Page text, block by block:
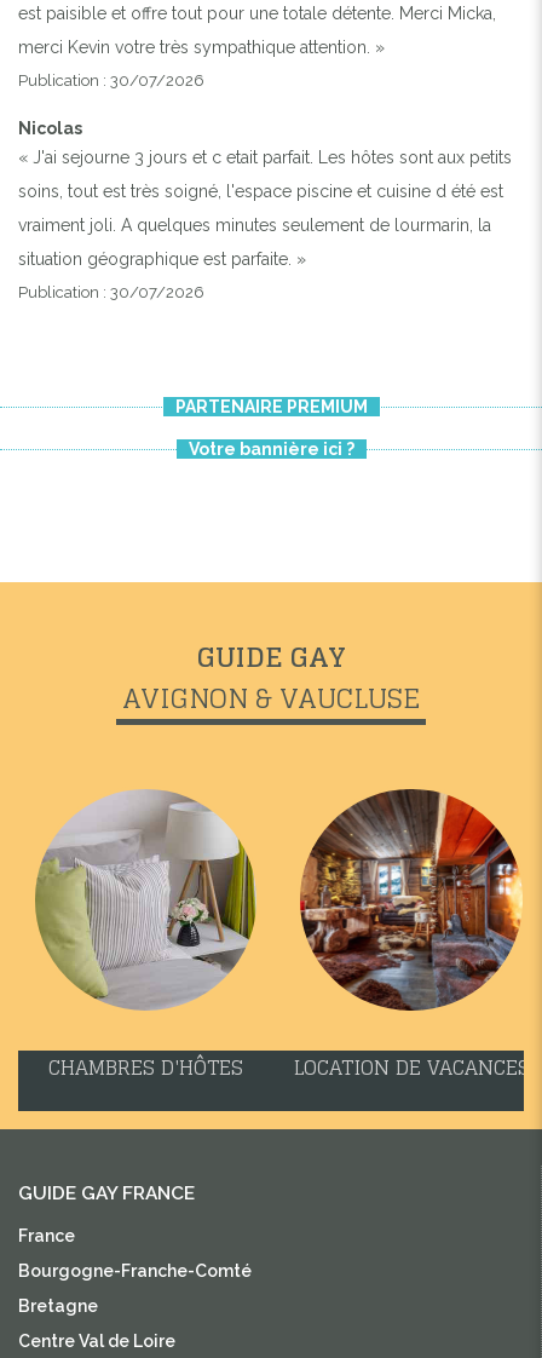
est paisible et offre tout pour une totale détente. Merci Micka,
merci Kevin votre très sympathique attention. »
Publication : 30/07/2026
Nicolas
« J'ai sejourne 3 jours et c etait parfait. Les hôtes sont aux petits
soins, tout est très soigné, l'espace piscine et cuisine d été est
vraiment joli. A quelques minutes seulement de lourmarin, la
situation géographique est parfaite. »
Publication : 30/07/2026
PARTENAIRE PREMIUM
Votre bannière ici ?
GUIDE GAY
AVIGNON & VAUCLUSE
CHAMBRES D'HÔTES LOCATION DE VACANCES
GUIDE GAY FRANCE
France
Bourgogne-Franche-Comté
Bretagne
Centre Val de Loire